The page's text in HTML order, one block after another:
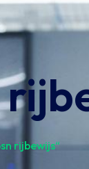
rijbewijs“